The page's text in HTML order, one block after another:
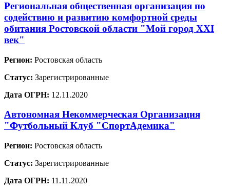
Региональная общественная организация по
содействию и развитию комфортной среды
обитания Ростовской области "Мой город XXI
век"
Регион: Ростовская область
Статус: Зарегистрированные
Дата ОГРН: 12.11.2020
Автономная Некоммерческая Организация
"Футбольный Клуб "СпортАдемика"
Регион: Ростовская область
Статус: Зарегистрированные
Дата ОГРН: 11.11.2020